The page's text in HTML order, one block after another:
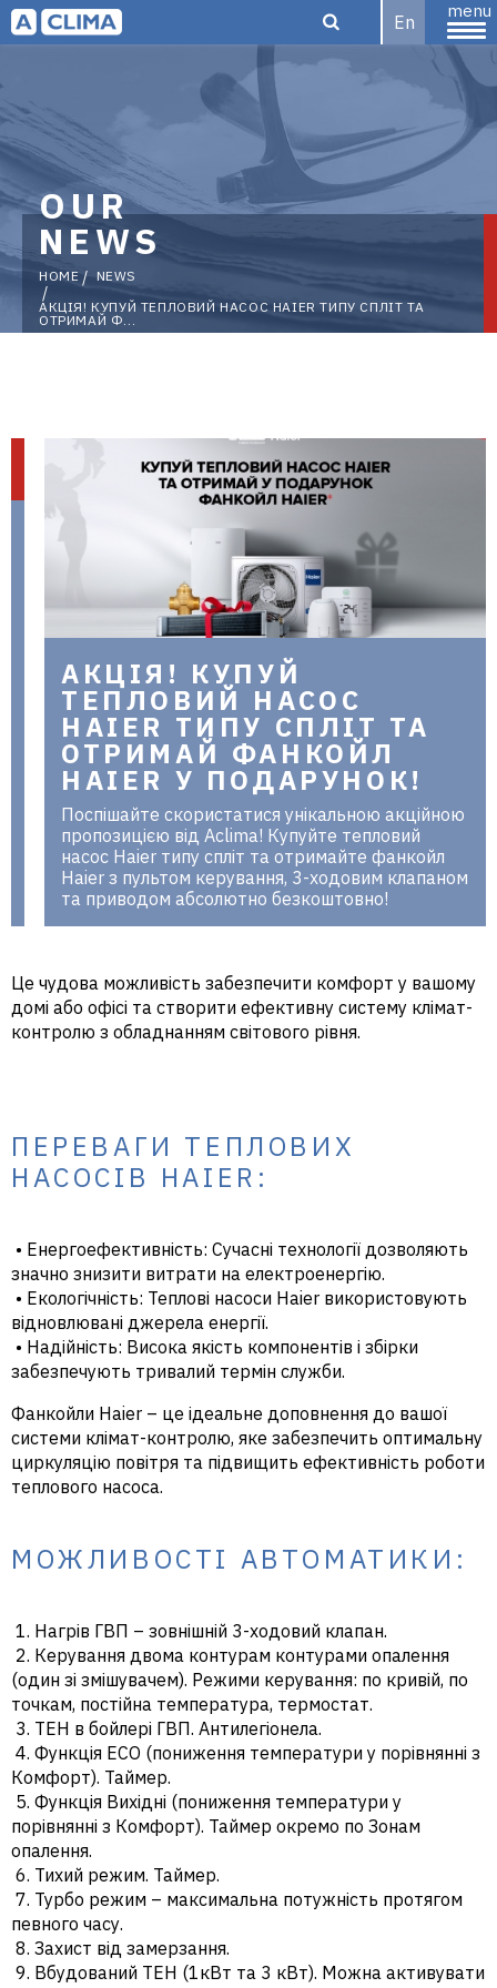
aclima.com.ua
En
menu
OUR
NEWS
HOME
NEWS
АКЦІЯ! КУПУЙ ТЕПЛОВИЙ НАСОС HAIER ТИПУ СПЛІТ ТА
ОТРИМАЙ Ф...
АКЦІЯ! КУПУЙ
ТЕПЛОВИЙ НАСОС
HAIER ТИПУ СПЛІТ ТА
ОТРИМАЙ ФАНКОЙЛ
HAIER У ПОДАРУНОК!
Поспішайте скористатися унікальною акційною
пропозицією від Aclima! Купуйте тепловий
насос Haier типу спліт та отримайте фанкойл
Haier з пультом керування, 3-ходовим клапаном
та приводом абсолютно безкоштовно!
Це чудова можливість забезпечити комфорт у вашому
домі або офісі та створити ефективну систему клімат-
контролю з обладнанням світового рівня.
ПЕРЕВАГИ ТЕПЛОВИХ
НАСОСІВ HAIER:
• Енергоефективність: Сучасні технології дозволяють
значно знизити витрати на електроенергію.
• Екологічність: Теплові насоси Haier використовують
відновлювані джерела енергії.
• Надійність: Висока якість компонентів і збірки
забезпечують тривалий термін служби.
Фанкойли Haier – це ідеальне доповнення до вашої
системи клімат-контролю, яке забезпечить оптимальну
циркуляцію повітря та підвищить ефективність роботи
теплового насоса.
МОЖЛИВОСТІ АВТОМАТИКИ:
1. Нагрів ГВП – зовнішній 3-ходовий клапан.
2. Керування двома контурам контурами опалення
(один зі змішувачем). Режими керування: по кривій, по
точкам, постійна температура, термостат.
3. ТЕН в бойлері ГВП. Антилегіонела.
4. Функція ECO (пониження температури у порівнянні з
Комфорт). Таймер.
5. Функція Вихідні (пониження температури у
порівнянні з Комфорт). Таймер окремо по Зонам
опалення.
6. Тихий режим. Таймер.
7. Турбо режим – максимальна потужність протягом
певного часу.
8. Захист від замерзання.
9. Вбудований ТЕН (1кВт та 3 кВт). Можна активувати